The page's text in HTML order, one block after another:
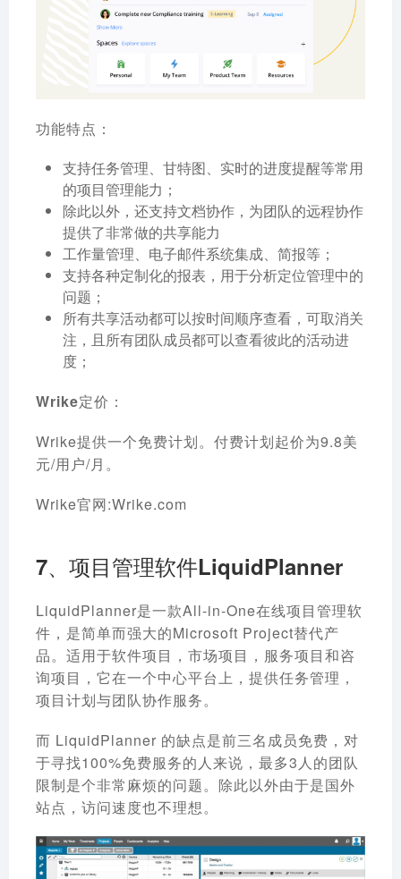
功能特点：
支持任务管理、甘特图、实时的进度提醒等常用
的项目管理能力；
除此以外，还支持文档协作，为团队的远程协作
提供了非常做的共享能力
工作量管理、电子邮件系统集成、简报等；
支持各种定制化的报表，用于分析定位管理中的
问题；
所有共享活动都可以按时间顺序查看，可取消关
注，且所有团队成员都可以查看彼此的活动进
度；
Wrike定价：
Wrike提供一个免费计划。付费计划起价为9.8美
元/用户/月。
Wrike官网:Wrike.com
7、项目管理软件LiquidPlanner
LiquidPlanner是一款All-in-One在线项目管理软
件，是简单而强大的Microsoft Project替代产
品。适用于软件项目，市场项目，服务项目和咨
询项目，它在一个中心平台上，提供任务管理，
项目计划与团队协作服务。
而 LiquidPlanner 的缺点是前三名成员免费，对
于寻找100%免费服务的人来说，最多3人的团队
限制是个非常麻烦的问题。除此以外由于是国外
站点，访问速度也不理想。